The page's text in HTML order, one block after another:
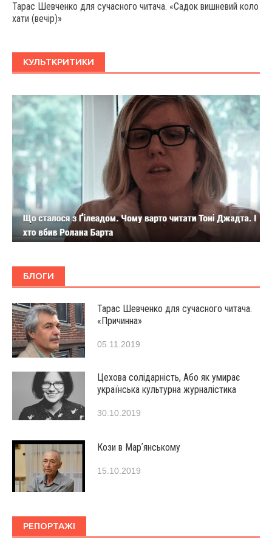
Тарас Шевченко для сучасного читача. «Садок вишневий коло
хати (вечір)»
КУЛЬТКРИТИКИ
БЛОГИ
Тарас Шевченко для сучасного читача.
«Причинна»
05.11.2019
Цехова солідарність, Або як умирає
українська культурна журналістика
30.10.2019
Кози в Марʼянському
15.10.2019
РЕПОРТАЖІ